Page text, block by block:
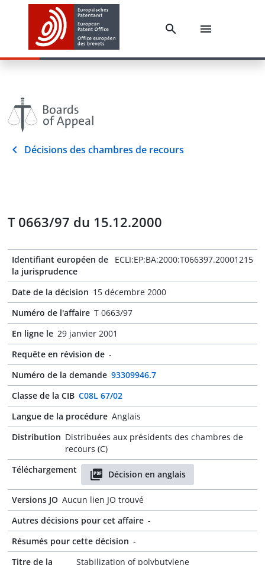
Décisions des chambres de recours
T 0663/97 du 15.12.2000
Identifiant européen de
la jurisprudence
ECLI:EP:BA:2000:T066397.20001215
Date de la décision 15 décembre 2000
Numéro de l'affaire T 0663/97
En ligne le 29 janvier 2001
Requête en révision de -
Numéro de la demande 93309946.7
Classe de la CIB C08L 67/02
Langue de la procédure Anglais
Distribution Distribuées aux présidents des chambres de
recours (C)
Téléchargement
Décision en anglais
Versions JO Aucun lien JO trouvé
Autres décisions pour cet affaire -
Résumés pour cette décision -
Titre de la
Stabilization of polybutylene